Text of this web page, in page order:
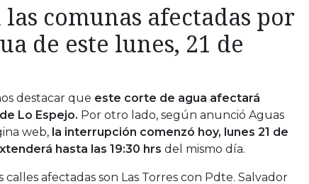
las comunas afectadas por
de este lunes, 21 de
destacar que este corte de agua afectará
Lo Espejo. Por otro lado, según anunció Aguas
web, la interrupción comenzó hoy, lunes 21 de
hasta las 19:30 hrs del mismo día.
afectadas son Las Torres con Pdte. Salvador